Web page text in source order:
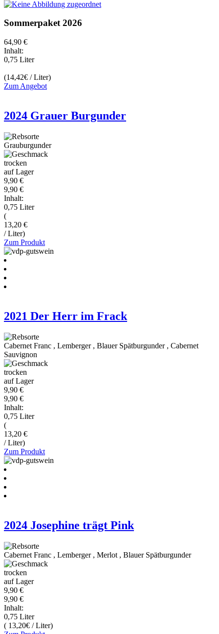
Sommerpaket 2026
64,90 €
Inhalt:
0,75 Liter
(14,42€ / Liter)
Zum Angebot
2024 Grauer Burgunder
Grauburgunder
trocken
auf Lager
9,90 €
9,90 €
Inhalt:
0,75 Liter
(
13,20 €
/ Liter)
Zum Produkt
2021 Der Herr im Frack
Cabernet Franc , Lemberger , Blauer Spätburgunder , Cabernet
Sauvignon
trocken
auf Lager
9,90 €
9,90 €
Inhalt:
0,75 Liter
(
13,20 €
/ Liter)
Zum Produkt
2024 Josephine trägt Pink
Cabernet Franc , Lemberger , Merlot , Blauer Spätburgunder
trocken
auf Lager
9,90 €
9,90 €
Inhalt:
0,75 Liter
( 13,20€ / Liter)